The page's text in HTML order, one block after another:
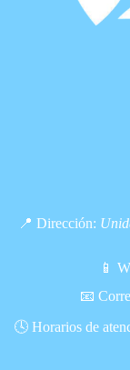
📍 Dirección:
📱
📧
🕓 Horarios de